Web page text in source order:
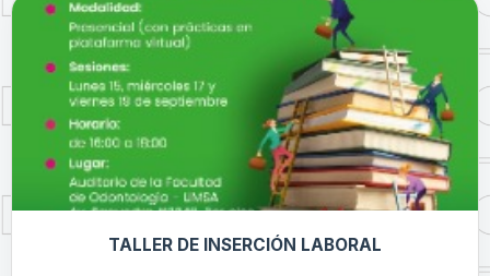
TALLER DE INSERCIÓN LABORAL